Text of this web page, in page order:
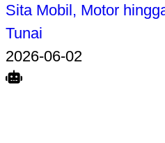
Sita Mobil, Motor
Tunai
2026-06-02